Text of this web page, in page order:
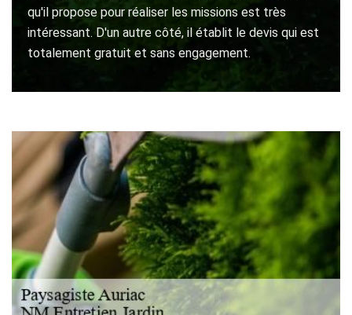
qu'il propose pour réaliser les missions est très
intéressant. D'un autre côté, il établit le devis qui est
totalement gratuit et sans engagement.